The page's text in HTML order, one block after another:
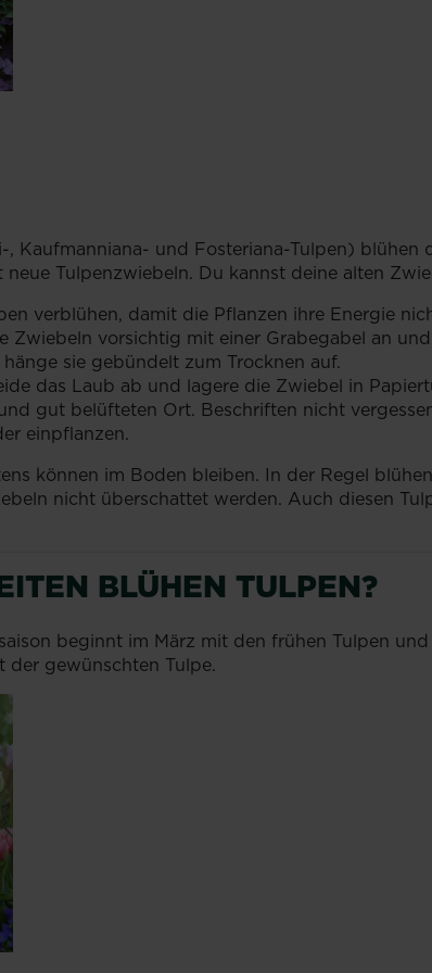
Kaufmanniana- und Fosteriana-Tulpen)
Tulpenzwiebeln. Du kannst deine alten
verblühen, damit die Pflanzen ihre Energie
Zwiebeln vorsichtig mit einer Grabegabel an
sie gebündelt zum Trocknen auf.
das Laub ab und lagere die Zwiebel in
gut belüfteten Ort. Beschriften nicht
einpflanzen.
können im Boden bleiben. In der Regel
nicht überschattet werden. Auch diesen
BLÜHEN TULPEN?
beginnt im März mit den frühen Tulpen
der gewünschten Tulpe.